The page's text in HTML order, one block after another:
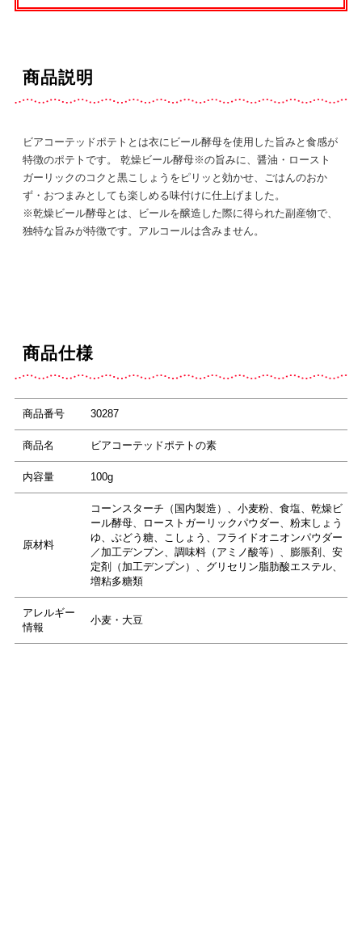
商品説明
ビアコーテッドポテトとは衣にビール酵母を使用した旨みと食感が
特徴のポテトです。 乾燥ビール酵母※の旨みに、醤油・ロースト
ガーリックのコクと黒こしょうをピリッと効かせ、ごはんのおか
ず・おつまみとしても楽しめる味付けに仕上げました。
※乾燥ビール酵母とは、ビールを醸造した際に得られた副産物で、
独特な旨みが特徴です。アルコールは含みません。
商品仕様
商品番号 30287
商品名 ビアコーテッドポテトの素
内容量 100g
原材料
コーンスターチ（国内製造）、小麦粉、食塩、乾燥ビ
ール酵母、ローストガーリックパウダー、粉末しょう
ゆ、ぶどう糖、こしょう、フライドオニオンパウダー
／加工デンプン、調味料（アミノ酸等）、膨脹剤、安
定剤（加工デンプン）、グリセリン脂肪酸エステル、
増粘多糖類
アレルギー
情報
小麦・大豆